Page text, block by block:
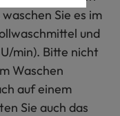
Sie es im
und
min). Bitte nicht
Waschen
auf einem
Sie auch das